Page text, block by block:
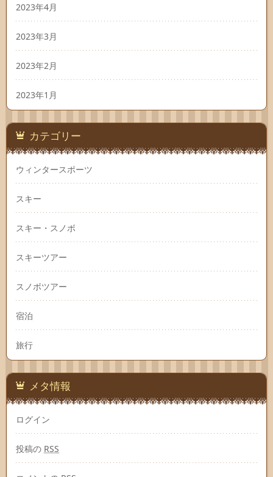
2023年4月
2023年3月
2023年2月
2023年1月
カテゴリー
ウィンタースポーツ
スキー
スキー・スノボ
スキーツアー
スノボツアー
宿泊
旅行
メタ情報
ログイン
投稿の RSS